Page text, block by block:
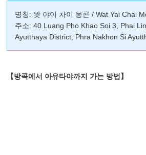
명칭: 왓 야이 차이 몽콘 / Wat Yai Chai
주소: 40 Luang Pho Khao Soi 3, Phai
Ayutthaya District, Phra Nakhon Si
【방콕에서 아유타야까지 가는 방법】